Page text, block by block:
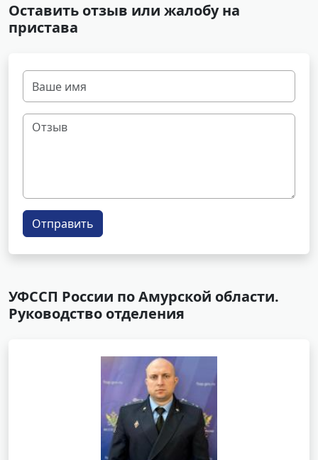
Оставить отзыв или жалобу на
пристава
Отправить
УФССП России по Амурской области.
Руководство отделения